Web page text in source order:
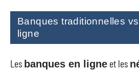
Banques traditionnelles
ligne
Les banques en ligne et les